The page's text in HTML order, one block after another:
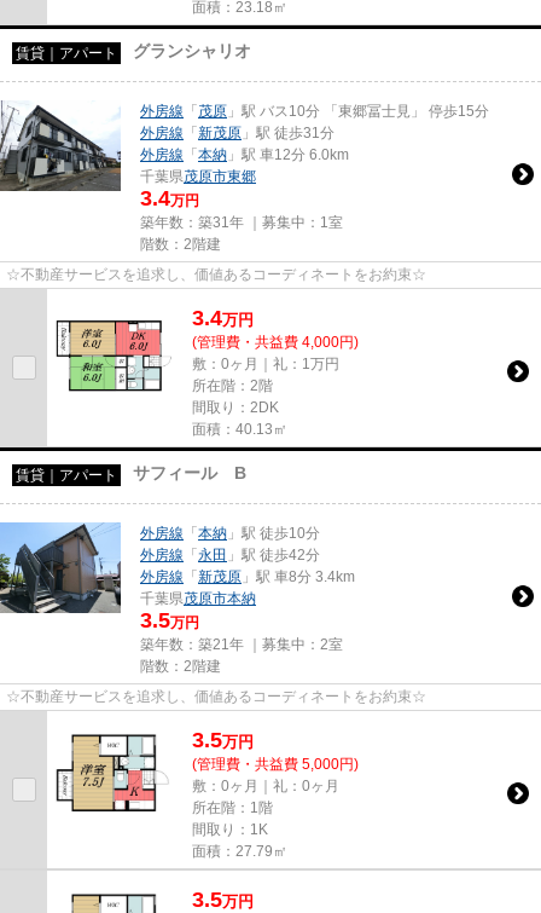
面積：23.18㎡
賃貸｜アパート グランシャリオ
外房線 「茂原 」駅 バス10分 「東郷冨士見」 停歩15分
外房線 「新茂原 」駅 徒歩31分
外房線 「本納 」駅 車12分 6.0km
千葉県茂原市東郷
3.4万円
築年数：築31年 ｜募集中： 1室
階数：2階建
☆不動産サービスを追求し、価値あるコーディネートをお約束☆
3.4万円
(管理費・共益費 4,000円)
敷：0ヶ月｜礼：1万円
所在階：2階
間取り：2DK
面積：40.13㎡
賃貸｜アパート サフィール B
外房線 「本納 」駅 徒歩10分
外房線 「永田 」駅 徒歩42分
外房線 「新茂原 」駅 車8分 3.4km
千葉県茂原市本納
3.5万円
築年数：築21年 ｜募集中： 2室
階数：2階建
☆不動産サービスを追求し、価値あるコーディネートをお約束☆
3.5万円
(管理費・共益費 5,000円)
敷：0ヶ月｜礼：0ヶ月
所在階：1階
間取り：1K
面積：27.79㎡
3.5万円